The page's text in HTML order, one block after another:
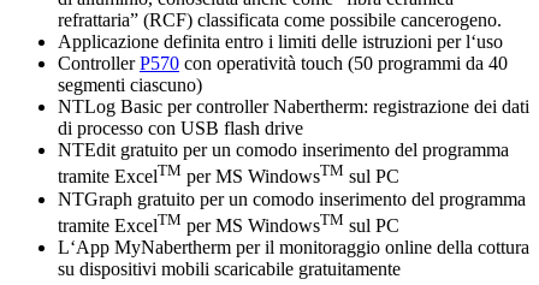
refrattaria” (RCF) classificata come possibile cancerogeno.
Applicazione definita entro i limiti delle istruzioni per l‘uso
ControllerP570 con operatività touch (50 programmi da 40
segmenti ciascuno)
NTLog Basic per controller Nabertherm: registrazione dei dati
di processo con USB flash drive
NTEdit gratuito per un comodo inserimento del programma
tramite ExcelTM per MS WindowsTM sul PC
NTGraph gratuito per un comodo inserimento del programma
tramite ExcelTM per MS WindowsTM sul PC
L‘App MyNabertherm per il monitoraggio online della cottura
su dispositivi mobili scaricabile gratuitamente